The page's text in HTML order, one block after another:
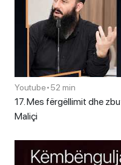
Youtube•52 min
17. Mes fërgëllimit dhe
Maliçi